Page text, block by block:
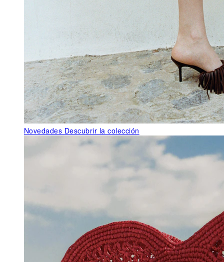
Novedades Descubrir la colección